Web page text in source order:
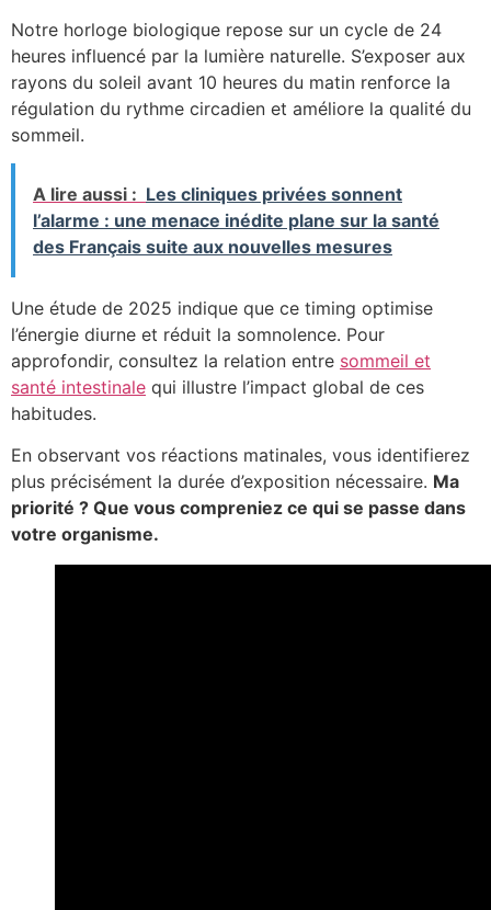
Notre horloge biologique repose sur un cycle de 24
heures influencé par la lumière naturelle. S’exposer aux
rayons du soleil avant 10 heures du matin renforce la
régulation du rythme circadien et améliore la qualité du
sommeil.
A lire aussi : Les cliniques privées sonnent
l’alarme : une menace inédite plane sur la santé
des Français suite aux nouvelles mesures
Une étude de 2025 indique que ce timing optimise
l’énergie diurne et réduit la somnolence. Pour
approfondir, consultez la relation entre sommeil et
santé intestinale qui illustre l’impact global de ces
habitudes.
En observant vos réactions matinales, vous identifierez
plus précisément la durée d’exposition nécessaire. Ma
priorité ? Que vous compreniez ce qui se passe dans
votre organisme.